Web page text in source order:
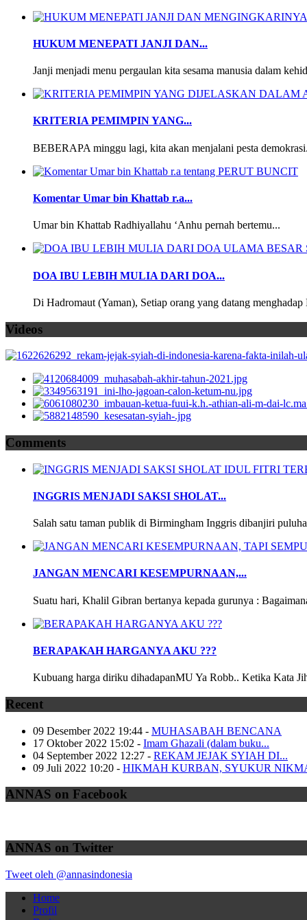
HUKUM MENEPATI JANJI DAN...
Janji menjadi menu pergaulan kita sesama manusia dalam
KRITERIA PEMIMPIN YANG...
BEBERAPA minggu lagi, kita akan menjalani pesta
Komentar Umar bin Khattab r.a...
Umar bin Khattab Radhiyallahu ‘Anhu pernah bertemu...
DOA IBU LEBIH MULIA DARI DOA...
Di Hadromaut (Yaman), Setiap orang yang datang menghadap
Videos
Comments
INGGRIS MENJADI SAKSI SHOLAT...
Salah satu taman publik di Birmingham Inggris dibanjiri
JANGAN MENCARI KESEMPURNAAN,...
Suatu hari, Khalil Gibran bertanya kepada gurunya :
BERAPAKAH HARGANYA AKU ???
Kubuang harga diriku dihadapanMU Ya Robb.. Ketika Kata
Recent
09 Desember 2022 19:44 - MUHASABAH BENCANA
17 Oktober 2022 15:02 - Imam Ghazali (dalam buku...
04 September 2022 12:27 - REKAM JEJAK SYIAH DI...
09 Juli 2022 10:20 - HIKMAH KURBAN, SYUKUR
ANNAS on Facebook
ANNAS on Twitter
Tweet oleh @annasindonesia
Home
Profil